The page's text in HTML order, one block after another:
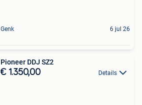
Genk 6 jul 26
Pioneer DDJ SZ2
€ 1.350,00 Details